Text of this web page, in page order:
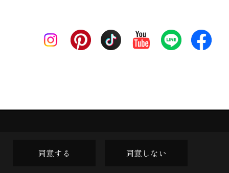
同意する 同意しない